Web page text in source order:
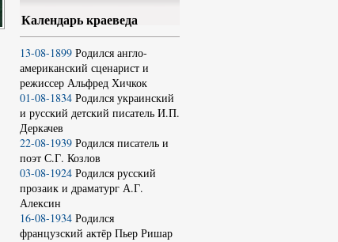
Календарь краеведа
13-08-1899 Родился англо-
американский сценарист и
режиссер Альфред Хичкок
01-08-1834 Родился украинский
и русский детский писатель И.П.
Деркачев
22-08-1939 Родился писатель и
поэт С.Г. Козлов
03-08-1924 Родился русский
прозаик и драматург А.Г.
Алексин
16-08-1934 Родился
французский актёр Пьер Ришар